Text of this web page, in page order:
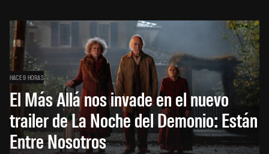
HACE 9 HORAS
El Más Allá nos invade en el nuevo
trailer de La Noche del Demonio: Están
Entre Nosotros